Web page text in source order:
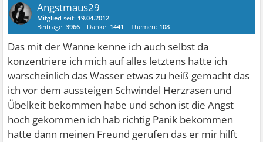
Angstmaus29
Mitglied seit: 19.04.2012
Beiträge:3966 Danke: 1441 Themen: 108
Das mit der Wanne kenne ich auch selbst da
konzentriere ich mich auf alles letztens hatte ich
warscheinlich das Wasser etwas zu heiß gemacht das
ich vor dem aussteigen Schwindel Herzrasen und
Übelkeit bekommen habe und schon ist die Angst
hoch gekommen ich hab richtig Panik bekommen
hatte dann meinen Freund gerufen das er mir hilft